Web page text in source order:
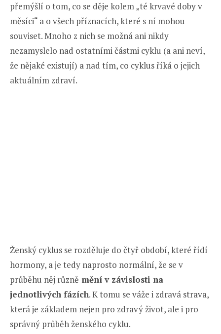
přemýšlí o tom, co se děje kolem „té krvavé doby v
měsíci“ a o všech příznacích, které s ní mohou
souviset. Mnoho z nich se možná ani nikdy
nezamyslelo nad ostatními částmi cyklu (a ani neví,
že nějaké existují) a nad tím, co cyklus říká o jejich
aktuálním zdraví.
Ženský cyklus se rozděluje do čtyř období, které řídí
hormony, a je tedy naprosto normální, že se v
průběhu něj různě mění v závislosti na
jednotlivých fázích. K tomu se váže i zdravá strava,
která je základem nejen pro zdravý život, ale i pro
správný průběh ženského cyklu.